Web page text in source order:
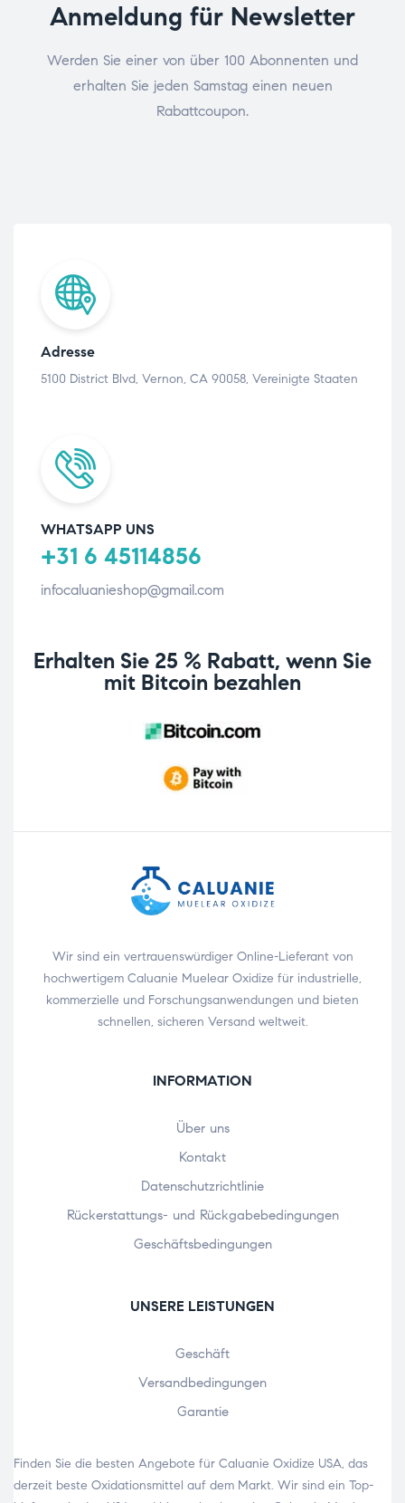
Anmeldung für Newsletter
Werden Sie einer von über 100 Abonnenten und
erhalten Sie jeden Samstag einen neuen
Rabattcoupon.
Adresse
5100 District Blvd, Vernon, CA 90058, Vereinigte Staaten
WHATSAPP UNS
+31 6 45114856
infocaluanieshop@gmail.com
Erhalten Sie 25 % Rabatt, wenn Sie
mit Bitcoin bezahlen
Wir sind ein vertrauenswürdiger Online-Lieferant von
hochwertigem Caluanie Muelear Oxidize für industrielle,
kommerzielle und Forschungsanwendungen und bieten
schnellen, sicheren Versand weltweit.
INFORMATION
Über uns
Kontakt
Datenschutzrichtlinie
Rückerstattungs- und Rückgabebedingungen
Geschäftsbedingungen
UNSERE LEISTUNGEN
Geschäft
Versandbedingungen
Garantie
Finden Sie die besten Angebote für Caluanie Oxidize USA, das
derzeit beste Oxidationsmittel auf dem Markt. Wir sind ein Top-